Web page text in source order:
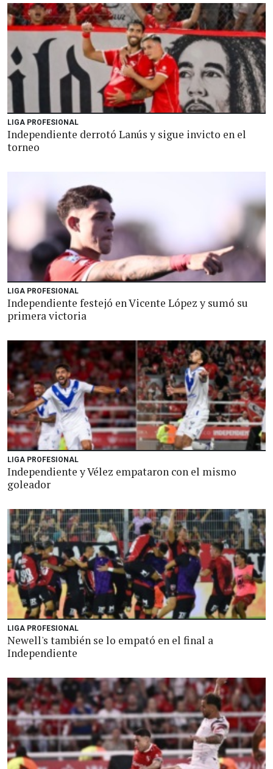
LIGA PROFESIONAL
Independiente derrotó Lanús y sigue invicto en el
torneo
LIGA PROFESIONAL
Independiente festejó en Vicente López y sumó su
primera victoria
LIGA PROFESIONAL
Independiente y Vélez empataron con el mismo
goleador
LIGA PROFESIONAL
Newell's también se lo empató en el final a
Independiente